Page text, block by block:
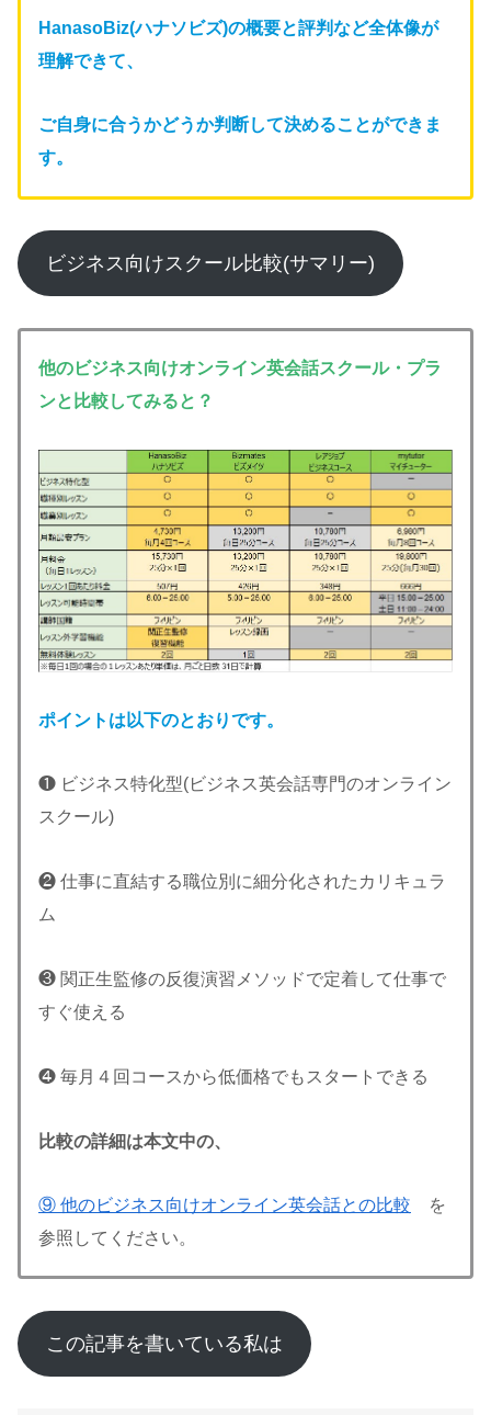
HanasoBiz(ハナソビズ)の概要と評判など全体像が
理解できて、
ご自身に合うかどうか判断して決めることができま
す。
ビジネス向けスクール比較(サマリー)
他のビジネス向けオンライン英会話スクール・プラ
ンと比較してみると？
ポイントは以下のとおりです。
❶ ビジネス特化型(ビジネス英会話専門のオンライン
スクール)
❷ 仕事に直結する職位別に細分化されたカリキュラ
ム
❸ 関正生監修の反復演習メソッドで定着して仕事で
すぐ使える
❹ 毎月４回コースから低価格でもスタートできる
比較の詳細は本文中の、
⑨ 他のビジネス向けオンライン英会話との比較 を
参照してください。
この記事を書いている私は